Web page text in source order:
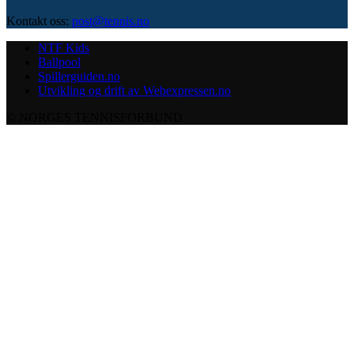
Kontakt oss: post@tennis.no
NTF Kids
Ballpool
Spillerguiden.no
Utvikling og drift av Webexpressen.no